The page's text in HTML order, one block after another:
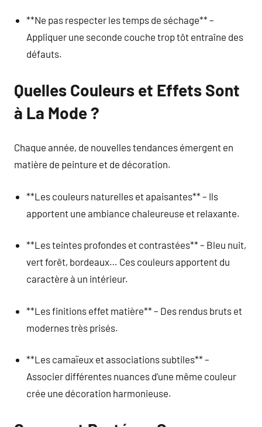
**Ne pas respecter les temps de séchage** –
Appliquer une seconde couche trop tôt entraîne des
défauts.
Quelles Couleurs et Effets Sont
à La Mode ?
Chaque année, de nouvelles tendances émergent en
matière de peinture et de décoration.
**Les couleurs naturelles et apaisantes** – Ils
apportent une ambiance chaleureuse et relaxante.
**Les teintes profondes et contrastées** – Bleu nuit,
vert forêt, bordeaux… Ces couleurs apportent du
caractère à un intérieur.
**Les finitions effet matière** – Des rendus bruts et
modernes très prisés.
**Les camaïeux et associations subtiles** –
Associer différentes nuances d’une même couleur
crée une décoration harmonieuse.